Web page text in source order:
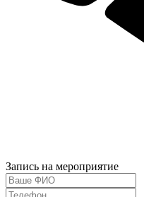
Запись на мероприятие